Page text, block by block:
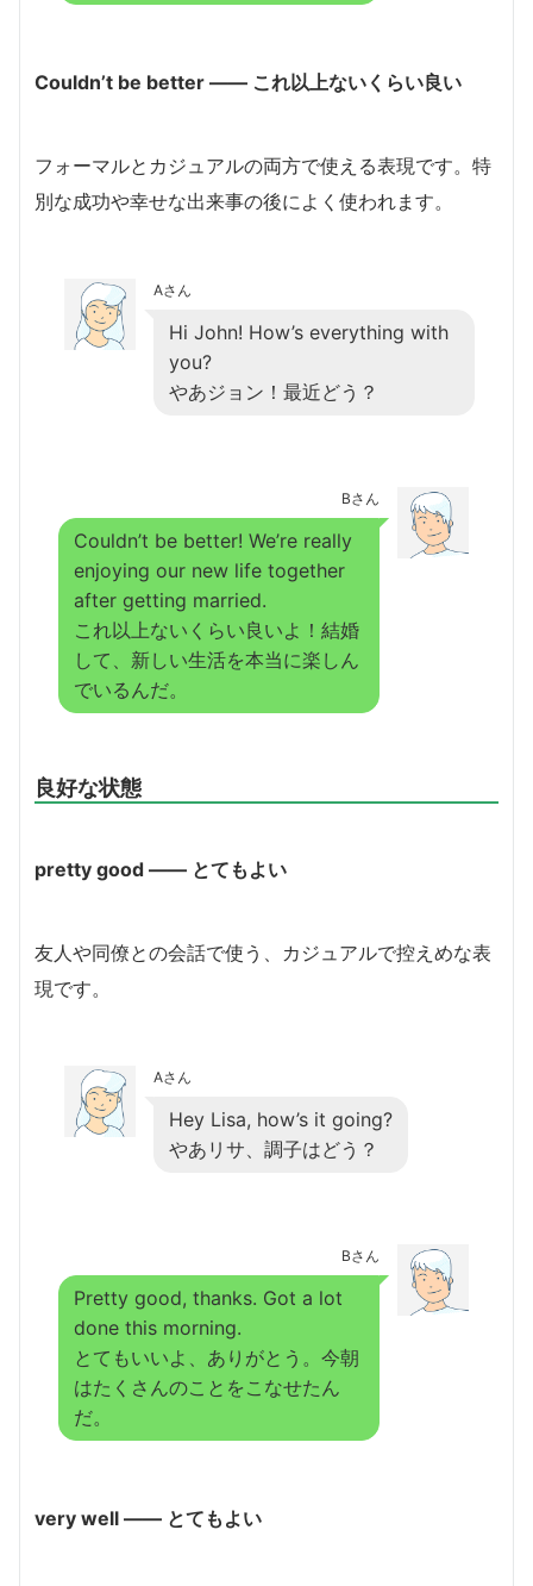
Couldn’t be better ―― これ以上ないくらい良い
フォーマルとカジュアルの両方で使える表現です。特
別な成功や幸せな出来事の後によく使われます。
Aさん
Hi John! How’s everything with
you?
やあジョン！最近どう？
Bさん
Couldn’t be better! We’re really
enjoying our new life together
after getting married.
これ以上ないくらい良いよ！結婚
して、新しい生活を本当に楽しん
でいるんだ。
良好な状態
pretty good ―― とてもよい
友人や同僚との会話で使う、カジュアルで控えめな表
現です。
Aさん
Hey Lisa, how’s it going?
やあリサ、調子はどう？
Bさん
Pretty good, thanks. Got a lot
done this morning.
とてもいいよ、ありがとう。今朝
はたくさんのことをこなせたん
だ。
very well ―― とてもよい